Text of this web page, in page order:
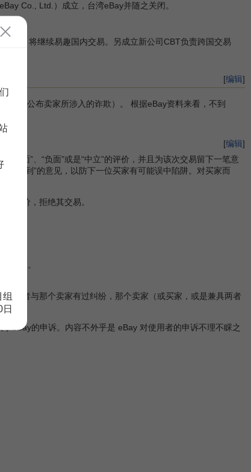
Co., Ltd.）成立，台湾eBay并随之关闭。
49%，将继续易趣国内交易。另成立新公司CBT负责跨国交易
[编辑]
不公布卖家所涉入的诈欺）。 根据eBay资料来看，不到
[编辑]
面”、“负面”或是“中立”的评价，并且为该次交易留下一笔意
未收到”的意见，以防下一位买家有可能误中陷阱。对买家而
评价，拒绝其交易。
反驳。
用者与那个卖家有过纠纷，那个卖家（或买家，或是兼具两者
eBay的申诉。内容不外乎是 eBay 对使用者的申诉不理不睬之
组
日